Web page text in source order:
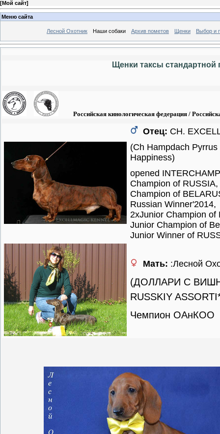
[Мой сайт]
Меню сайта
Лесной Охотник Наши собаки Архив пометов Щенки Выбор и
Щенки таксы стандартной
Российская кинологическая федерация /
Отец: CH.
(Ch Hampdach
Happiness)
opened
Champion of RUSSIA,
Champion of
Russian Winner'2014,
2xJunior Champion of
Junior Champion of
Junior Winner of
Мать: :Лесной
(ДОЛЛАРИ С
RUSSKIY
Чемпион ОАнКОО